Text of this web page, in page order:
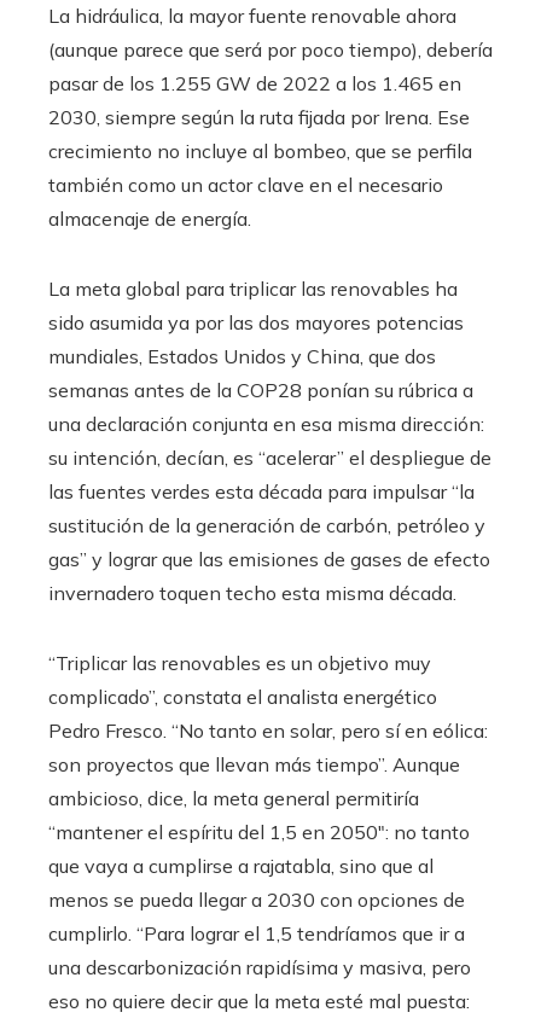
La hidráulica, la mayor fuente renovable ahora
(aunque parece que será por poco tiempo), debería
pasar de los 1.255 GW de 2022 a los 1.465 en
2030, siempre según la ruta fijada por Irena. Ese
crecimiento no incluye al bombeo, que se perfila
también como un actor clave en el necesario
almacenaje de energía.
La meta global para triplicar las renovables ha
sido asumida ya por las dos mayores potencias
mundiales, Estados Unidos y China, que dos
semanas antes de la COP28 ponían su rúbrica a
una declaración conjunta en esa misma dirección:
su intención, decían, es “acelerar” el despliegue de
las fuentes verdes esta década para impulsar “la
sustitución de la generación de carbón, petróleo y
gas” y lograr que las emisiones de gases de efecto
invernadero toquen techo esta misma década.
“Triplicar las renovables es un objetivo muy
complicado”, constata el analista energético
Pedro Fresco. “No tanto en solar, pero sí en eólica:
son proyectos que llevan más tiempo”. Aunque
ambicioso, dice, la meta general permitiría
“mantener el espíritu del 1,5 en 2050″: no tanto
que vaya a cumplirse a rajatabla, sino que al
menos se pueda llegar a 2030 con opciones de
cumplirlo. “Para lograr el 1,5 tendríamos que ir a
una descarbonización rapidísima y masiva, pero
eso no quiere decir que la meta esté mal puesta: